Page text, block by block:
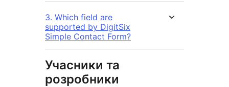
3. Which field are
supported by DigitSix
Simple Contact Form?
Учасники та
розробники